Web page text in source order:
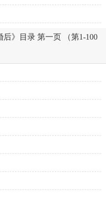
后》目录 第一页 （第1-100